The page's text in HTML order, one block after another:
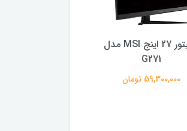
مانیتور 27 اینج MSI مدل
G271
59,300,000 تومان